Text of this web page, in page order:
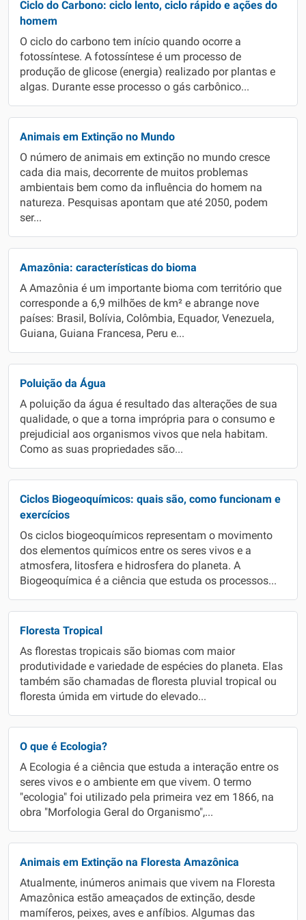
Ciclo do Carbono: ciclo lento, ciclo rápido e ações do
homem
O ciclo do carbono tem início quando ocorre a
fotossíntese. A fotossíntese é um processo de
produção de glicose (energia) realizado por plantas e
algas. Durante esse processo o gás carbônico...
Animais em Extinção no Mundo
O número de animais em extinção no mundo cresce
cada dia mais, decorrente de muitos problemas
ambientais bem como da influência do homem na
natureza. Pesquisas apontam que até 2050, podem
ser...
Amazônia: características do bioma
A Amazônia é um importante bioma com território que
corresponde a 6,9 milhões de km² e abrange nove
países: Brasil, Bolívia, Colômbia, Equador, Venezuela,
Guiana, Guiana Francesa, Peru e...
Poluição da Água
A poluição da água é resultado das alterações de sua
qualidade, o que a torna imprópria para o consumo e
prejudicial aos organismos vivos que nela habitam.
Como as suas propriedades são...
Ciclos Biogeoquímicos: quais são, como funcionam e
exercícios
Os ciclos biogeoquímicos representam o movimento
dos elementos químicos entre os seres vivos e a
atmosfera, litosfera e hidrosfera do planeta. A
Biogeoquímica é a ciência que estuda os processos...
Floresta Tropical
As florestas tropicais são biomas com maior
produtividade e variedade de espécies do planeta. Elas
também são chamadas de floresta pluvial tropical ou
floresta úmida em virtude do elevado...
O que é Ecologia?
A Ecologia é a ciência que estuda a interação entre os
seres vivos e o ambiente em que vivem. O termo
"ecologia" foi utilizado pela primeira vez em 1866, na
obra "Morfologia Geral do Organismo",...
Animais em Extinção na Floresta Amazônica
Atualmente, inúmeros animais que vivem na Floresta
Amazônica estão ameaçados de extinção, desde
mamíferos, peixes, aves e anfíbios. Algumas das